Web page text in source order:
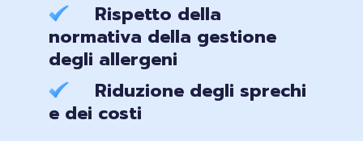
Rispetto della
normativa della gestione
degli allergeni
Riduzione degli sprechi
e dei costi